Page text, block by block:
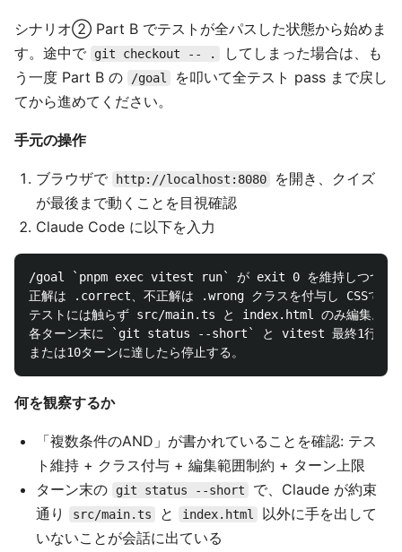
シナリオ② Part B でテストが全パスした状態から始めま
す。途中で
git checkout -- .
してしまった場合は、も
う一度 Part B の
/goal
を叩いて全テスト pass まで戻し
てから進めてください。
手元の操作
ブラウザで http://localhost:8080
を開き、クイズ
が最後まで動くことを目視確認
Claude Code に以下を入力
/goal `pnpm exec vitest run` が exit 0 を維持しつつ、選
正解は .correct、不正解は .wrong クラスを付与し CSSで緑/
テストには触らず src/main.ts と index.html のみ編集。
各ターン末に `git status --short` と vitest 最終1行を出
何を観察するか
「複数条件のAND」が書かれていることを確認: テス
ト維持 + クラス付与 + 編集範囲制約 + ターン上限
ターン末の
git status --short
で、Claude が約束
通り
src/main.ts と index.html
以外に手を出して
いないことが会話に出ている